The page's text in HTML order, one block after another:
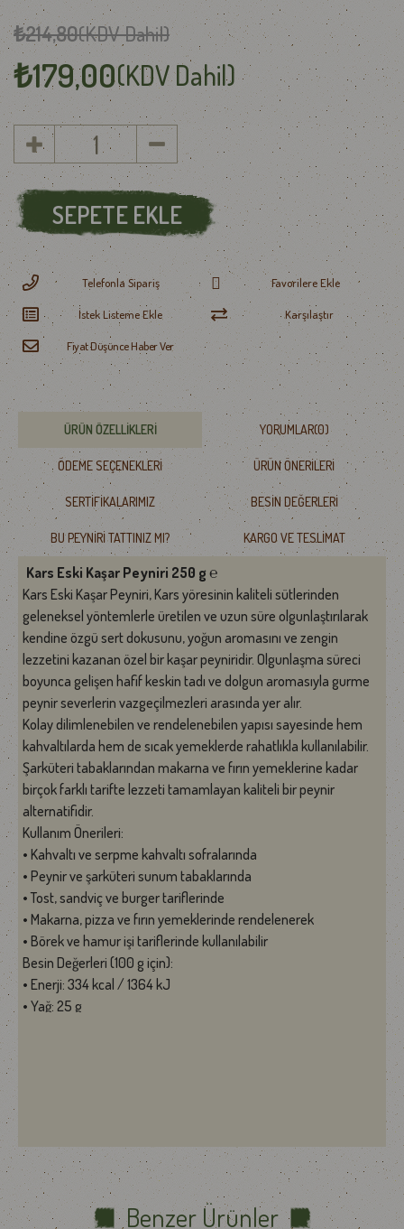
₺214,80(KDV Dahil)
₺179,00(KDV Dahil)
Telefonla Sipariş Favorilere Ekle
İstek Listeme Ekle Karşılaştır
Fiyat Düşünce Haber Ver
ÜRÜN ÖZELLIKLERI YORUMLAR(0)
ÖDEME SEÇENEKLERI ÜRÜN ÖNERILERI
SERTIFIKALARIMIZ BESIN DEĞERLERI
BU PEYNIRI TATTINIZ MI? KARGO VE TESLIMAT
Kars Eski Kaşar Peyniri 250 g ℮
Kars Eski Kaşar Peyniri, Kars yöresinin kaliteli sütlerinden
geleneksel yöntemlerle üretilen ve uzun süre olgunlaştırılarak
kendine özgü sert dokusunu, yoğun aromasını ve zengin
lezzetini kazanan özel bir kaşar peyniridir. Olgunlaşma süreci
boyunca gelişen hafif keskin tadı ve dolgun aromasıyla gurme
peynir severlerin vazgeçilmezleri arasında yer alır.
Kolay dilimlenebilen ve rendelenebilen yapısı sayesinde hem
kahvaltılarda hem de sıcak yemeklerde rahatlıkla kullanılabilir.
Şarküteri tabaklarından makarna ve fırın yemeklerine kadar
birçok farklı tarifte lezzeti tamamlayan kaliteli bir peynir
alternatifidir.
Kullanım Önerileri:
• Kahvaltı ve serpme kahvaltı sofralarında
• Peynir ve şarküteri sunum tabaklarında
• Tost, sandviç ve burger tariflerinde
• Makarna, pizza ve fırın yemeklerinde rendelenerek
• Börek ve hamur işi tariflerinde kullanılabilir
Besin Değerleri (100 g için):
• Enerji: 334 kcal / 1364 kJ
• Yağ: 25 g
Pastörize inek sütü, tuz, peynir mayası.
Alerjen Bilgisi:
Laktoz içerir.
Menşei: Türkiye
Benzer Ürünler